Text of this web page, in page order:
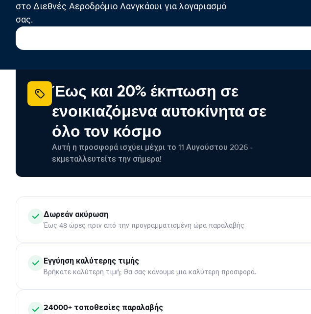
στο Διεθνές Αεροδρόμιο Λανγκάουι για λογαριασμό
σας.
Έως και 20% έκπτωση σε
ενοικιαζόμενα αυτοκίνητα σε
όλο τον κόσμο
Αυτή η προσφορά ισχύει μέχρι το 11 Αυγούστου 2026 -
εκμεταλλευτείτε την σήμερα!
Δωρεάν ακύρωση
Έως 48 ώρες πριν από την προγραμματισμένη ώρα παραλαβής
Εγγύηση καλύτερης τιμής
Βρήκατε καλύτερη τιμή; Θα σας κάνουμε μια καλύτερη προσφορά.
24000+ τοποθεσίες παραλαβής